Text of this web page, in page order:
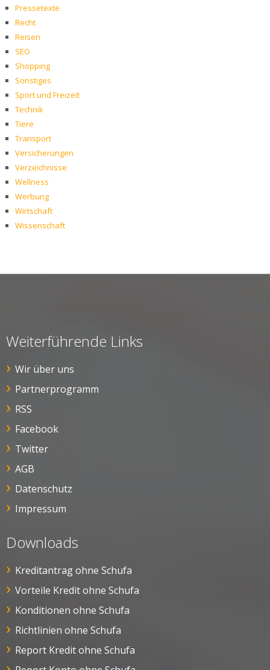
Pressetexte
Recht
Reisen
SEO
Shopping
Sonstiges
Sport und Freizeit
Technik
Tiere
Transport
Versicherungen
Verzeichnisse
Wellness
Werbung
Wirtschaft
Wissenschaft
Weiterführende Links
Wir über uns
Partnerprogramm
RSS
Facebook
Twitter
AGB
Datenschutz
Impressum
Downloads
Kreditantrag ohne Schufa
Vorteile Kredit ohne Schufa
Konditionen ohne Schufa
Richtlinien ohne Schufa
Report Kredit ohne Schufa